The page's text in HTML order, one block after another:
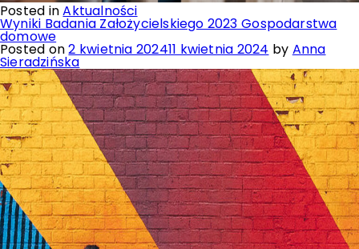
Posted inAktualności
Wyniki Badania Założycielskiego 2023 Gospodarstwa
domowe
Posted on2 kwietnia 202411 kwietnia 2024 by Anna
Sieradzińska